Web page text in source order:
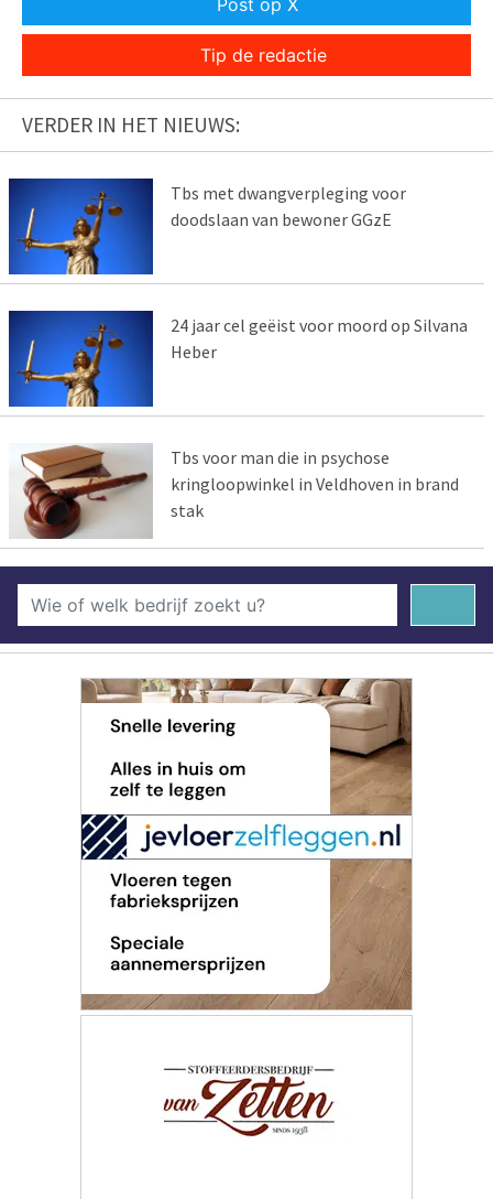
Post op X
Tip de redactie
VERDER IN HET NIEUWS:
Tbs met dwangverpleging voor
doodslaan van bewoner GGzE
24 jaar cel geëist voor moord op Silvana
Heber
Tbs voor man die in psychose
kringloopwinkel in Veldhoven in brand
stak